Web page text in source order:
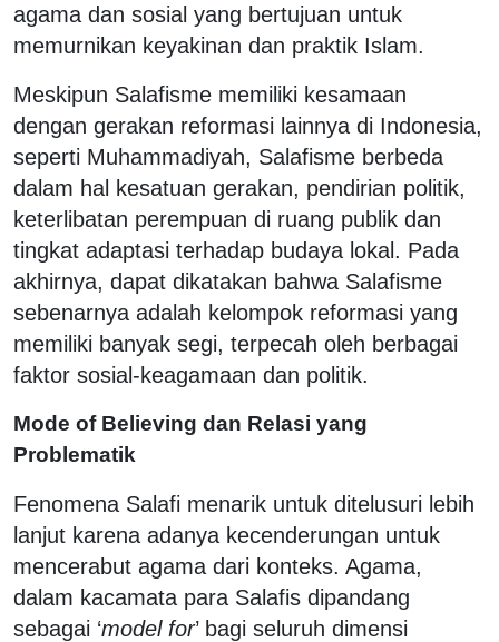
agama dan sosial yang bertujuan untuk
memurnikan keyakinan dan praktik Islam.
Meskipun Salafisme memiliki kesamaan
dengan gerakan reformasi lainnya di Indonesia,
seperti Muhammadiyah, Salafisme berbeda
dalam hal kesatuan gerakan, pendirian politik,
keterlibatan perempuan di ruang publik dan
tingkat adaptasi terhadap budaya lokal. Pada
akhirnya, dapat dikatakan bahwa Salafisme
sebenarnya adalah kelompok reformasi yang
memiliki banyak segi, terpecah oleh berbagai
faktor sosial-keagamaan dan politik.
Mode of Believing dan Relasi yang
Problematik
Fenomena Salafi menarik untuk ditelusuri lebih
lanjut karena adanya kecenderungan untuk
mencerabut agama dari konteks. Agama,
dalam kacamata para Salafis dipandang
sebagai ‘model for’ bagi seluruh dimensi